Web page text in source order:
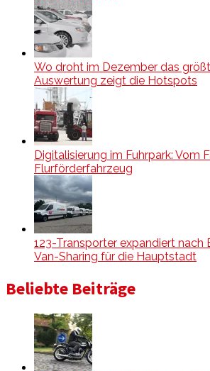
Wo droht im Dezember das
Auswertung zeigt die Hotspots
Digitalisierung im Fuhrpark: Vom
Flurförderfahrzeug
123-Transporter expandiert nach
Van-Sharing für die Hauptstadt
Beliebte Beiträge